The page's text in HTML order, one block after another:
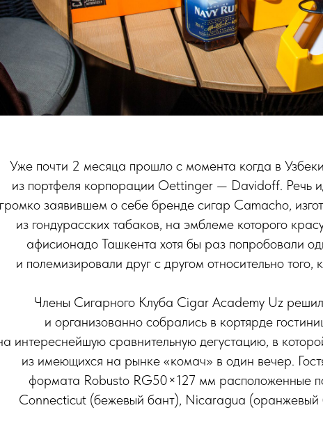
Уже почти 2 месяца прошло с момента когда в
из портфеля корпорации Oettinger — Davidoff. Речь
громко заявившем о себе бренде сигар Camacho,
из гондурасских табаков, на эмблеме которого
афисионадо Ташкента хотя бы раз попробовали
и полемизировали друг с другом относительно
Члены Сигарного Клуба Cigar Academy Uz
и организованно собрались в кортярде
интереснейшую сравнительную дегустацию, в
из имеющихся на рынке «комач» в один вечер.
формата Robusto RG50×127 мм расположенные
Connecticut (бежевый бант), Nicaragua (оранжевый